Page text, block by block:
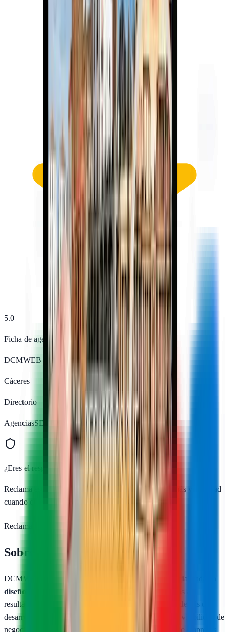
5.0
Ficha de agencia
DCMWEB
Cáceres
Directorio
AgenciasSEO.com
¿Eres el responsable de DCMWEB
Reclama esta ficha gratis, controla los datos y activa más visibilidad
cuando quieras
Reclamar ficha gratis
Sobre DCMWEB
DCMWEB® opera desde Cáceres como agencia especializada en
diseño web
resultados. Crean sitios web funcionales y atractivos, además de
desarrollar planes de posicionamiento que aumentan la visibilidad de
negocios locales en buscadores. Su trabajo abarca desde empresas